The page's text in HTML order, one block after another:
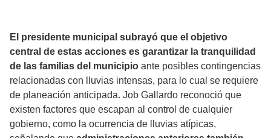
El presidente municipal subrayó que el objetivo
central de estas acciones es garantizar la tranquilidad
de las familias del municipio ante posibles contingencias
relacionadas con lluvias intensas, para lo cual se requiere
de planeación anticipada. Job Gallardo reconoció que
existen factores que escapan al control de cualquier
gobierno, como la ocurrencia de lluvias atípicas,